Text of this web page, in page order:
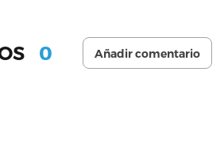
0 Añadir comentario